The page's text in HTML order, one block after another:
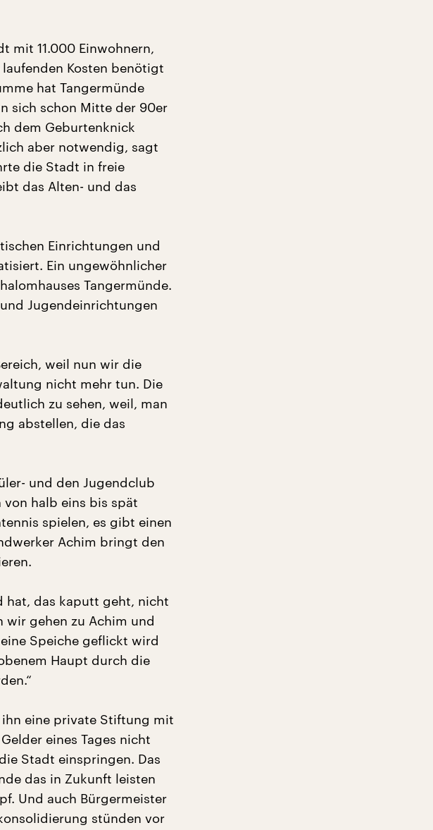
mit 11.000 Einwohnern,
Kosten benötigt
hat Tangermünde
sich schon Mitte der 90er
dem Geburtenknick
aber notwendig, sagt
die Stadt in freie
das Alten- und das
Einrichtungen und
Ein ungewöhnlicher
Tangermünde.
Jugendeinrichtungen
weil nun wir die
nicht mehr tun. Die
zu sehen, weil, man
abstellen, die das
und den Jugendclub
von halb eins bis spät
spielen, es gibt einen
Achim bringt den
hat, das kaputt geht, nicht
wir gehen zu Achim und
Speiche geflickt wird
Haupt durch die
ihn eine private Stiftung mit
eines Tages nicht
Stadt einspringen. Das
das in Zukunft leisten
Und auch Bürgermeister
stünden vor